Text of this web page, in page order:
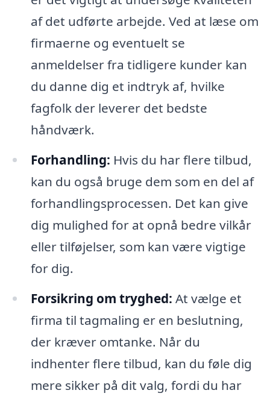
af det udførte arbejde. Ved at læse om
firmaerne og eventuelt se
anmeldelser fra tidligere kunder kan
du danne dig et indtryk af, hvilke
fagfolk der leverer det bedste
håndværk.
Forhandling: Hvis du har flere tilbud,
kan du også bruge dem som en del af
forhandlingsprocessen. Det kan give
dig mulighed for at opnå bedre vilkår
eller tilføjelser, som kan være vigtige
for dig.
Forsikring om tryghed: At vælge et
firma til tagmaling er en beslutning,
der kræver omtanke. Når du
indhenter flere tilbud, kan du føle dig
mere sikker på dit valg, fordi du har